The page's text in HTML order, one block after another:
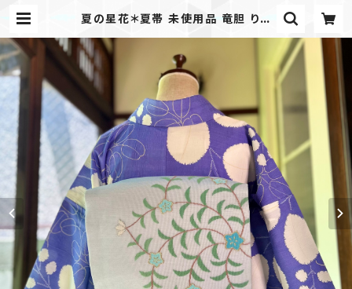
夏の星花＊夏帯 未使用品 竜胆 りん
ブルー 名古屋帯 B731 | kimono t
ento